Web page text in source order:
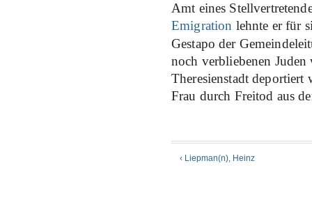
Amt eines
Emigration lehnte er für
Gestapo der
noch verbliebenen
Theresienstadt deportiert
Frau durch Freitod aus
‹ Liepman(n), Heinz